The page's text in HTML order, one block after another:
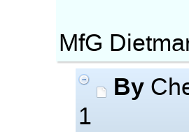
MfG
By
1